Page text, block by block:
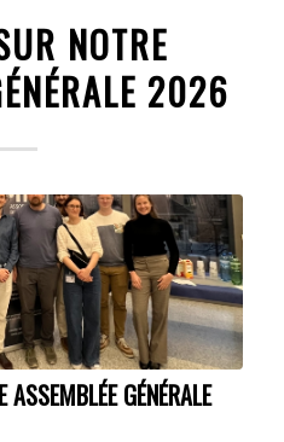
NOTRE
2026
GÉNÉRALE